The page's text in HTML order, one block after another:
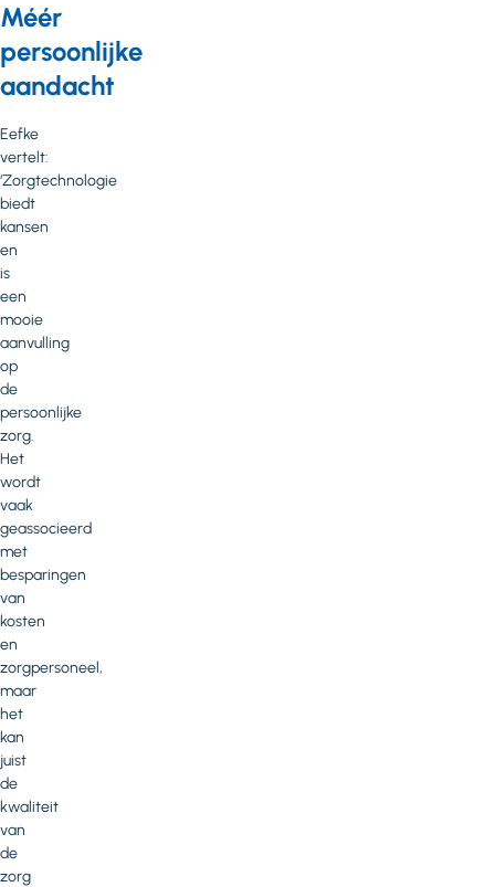
Méér
persoonlijke
aandacht
Eefke
vertelt:
‘Zorgtechnologie
biedt
kansen
en
is
een
mooie
aanvulling
op
de
persoonlijke
zorg.
Het
wordt
vaak
geassocieerd
met
besparingen
van
kosten
en
zorgpersoneel,
maar
het
kan
juist
de
kwaliteit
van
de
zorg